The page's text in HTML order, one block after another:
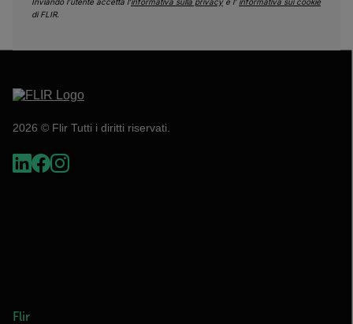
di FLIR.
2026 © Flir Tutti i diritti riservati.
Flir